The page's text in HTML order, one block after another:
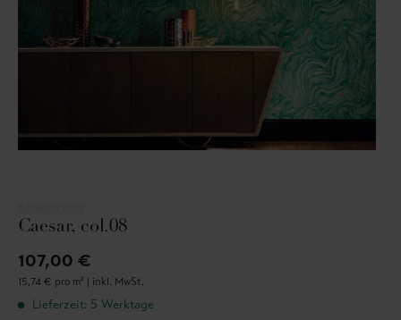
Caesar, col.08
107,00 €
15,74 € pro m² | inkl. MwSt.
Lieferzeit: 5 Werktage